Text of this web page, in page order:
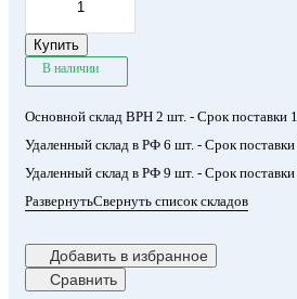
Купить
В наличии
Основной склад ВРН 2 шт. - Срок поставки 1
Удаленный склад в РФ 6 шт. - Срок поставки
Удаленный склад в РФ 9 шт. - Срок поставки
РазвернутьСвернуть список складов
Добавить в избранное
Сравнить